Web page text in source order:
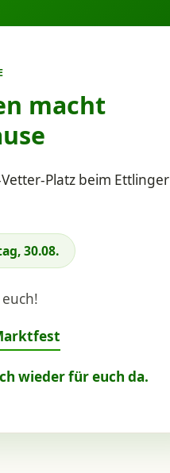
macht
Platz beim Ettlinger
30.08.
wieder für euch da.